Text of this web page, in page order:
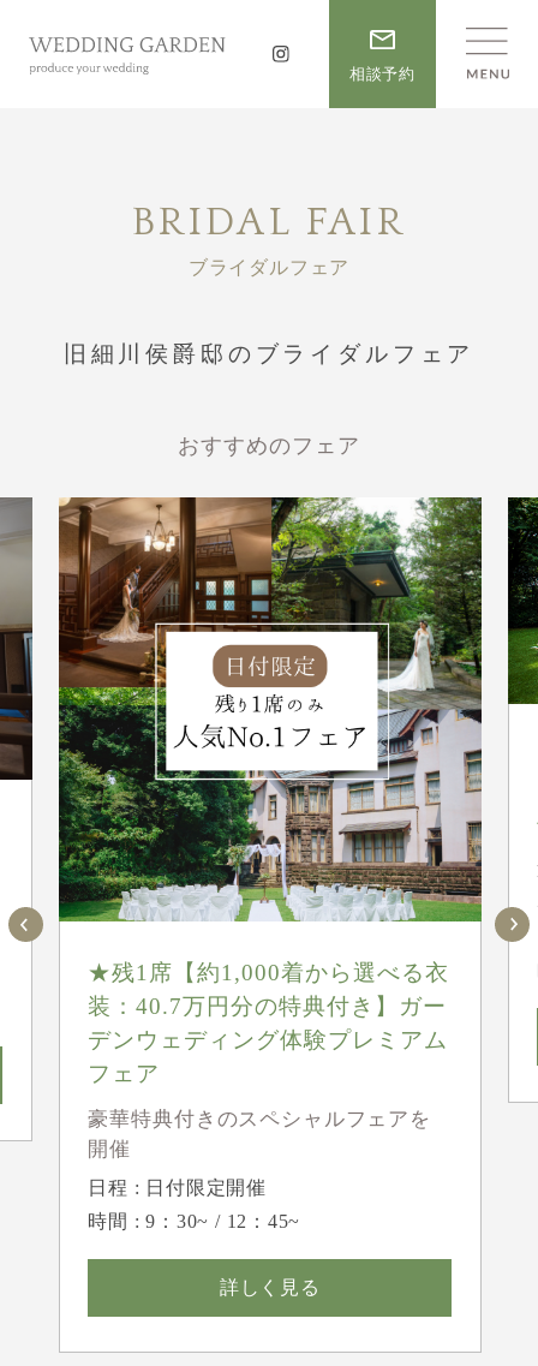
相談予約
BRIDAL FAIR
ブライダルフェア
旧細川侯爵邸のブライダルフェア
おすすめのフェア
★残1席【約1,000着から選べる衣
装：40.7万円分の特典付き】ガー
デンウェディング体験プレミアム
フェア
豪華特典付きのスペシャルフェアを
開催
日程 : 日付限定開催
時間 : 9：30~ / 12：45~
詳しく見る